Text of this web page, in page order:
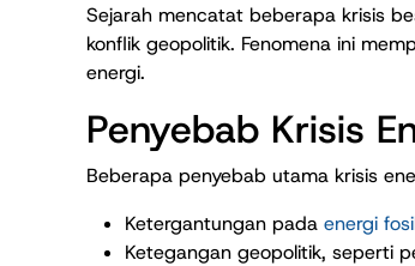
Sejarah mencatat beberapa krisis
konflik geopolitik. Fenomena ini
energi.
Penyebab Krisis
Beberapa penyebab utama krisis
Ketergantungan pada energi
Ketegangan geopolitik, seperti